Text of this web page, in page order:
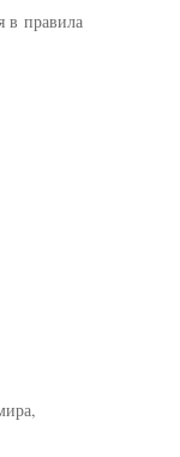
в правила